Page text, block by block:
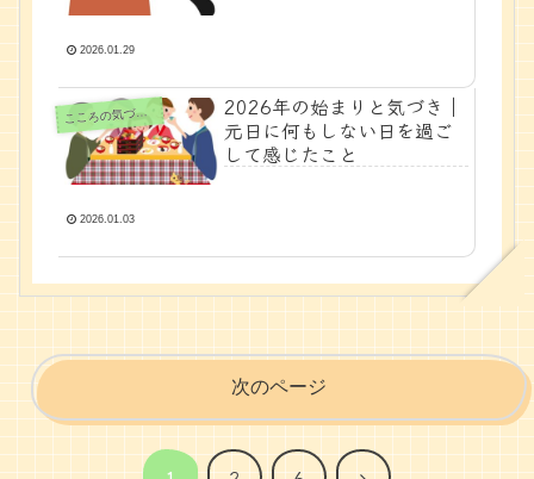
2026.01.29
こころの気づきノート
2026年の始まりと気づき｜
元日に何もしない日を過ご
して感じたこと
2026.01.03
次のページ